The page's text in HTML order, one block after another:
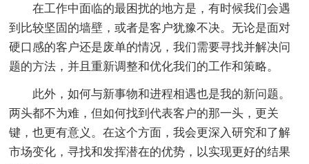
在工作中面临的最困扰的地方是，有时候我们会遇
到比较坚固的墙壁，或者是客户犹豫不决。无论是面对
硬口感的客户还是废单的情况，我们需要寻找并解决问
题的方法，并且重新调整和优化我们的工作和策略。
此外，如何与新事物和进程相遇也是我的新问题。
两头都不为难，但如何找到代表客户的那一头，更关
键，也更有意义。在这个方面，我会更深入研究和了解
市场变化，寻找和发挥潜在的优势，以实现更好的结果